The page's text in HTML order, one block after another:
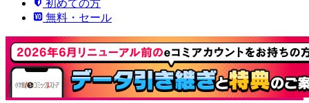
初めての方
無料・セール